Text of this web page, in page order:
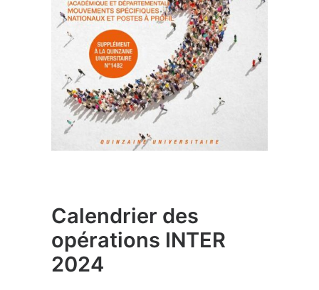
Calendrier des
opérations INTER
2024